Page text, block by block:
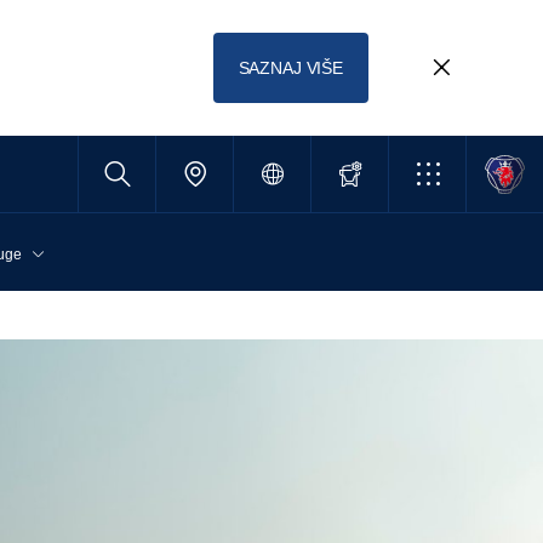
SAZNAJ VIŠE